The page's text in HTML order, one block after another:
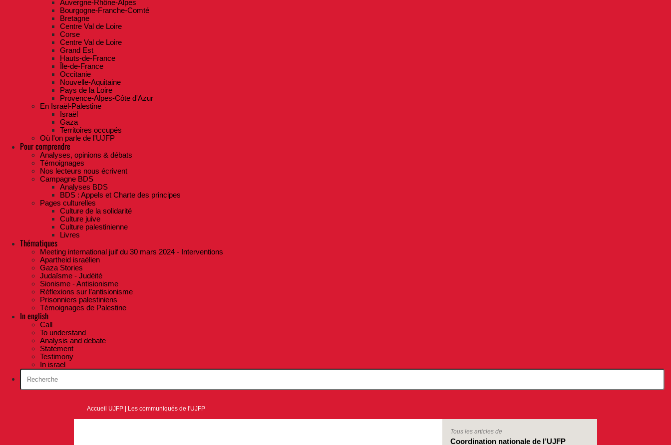
Auvergne-Rhône-Alpes
Bourgogne-Franche-Comté
Bretagne
Centre Val de Loire
Corse
Centre Val de Loire
Grand Est
Hauts-de-France
Île-de-France
Occitanie
Nouvelle-Aquitaine
Pays de la Loire
Provence-Alpes-Côte d'Azur
En Israël-Palestine
Israël
Gaza
Territoires occupés
Où l'on parle de l'UJFP
Pour comprendre
Analyses, opinions & débats
Témoignages
Nos lecteurs nous écrivent
Campagne BDS
Analyses BDS
BDS : Appels et Charte des principes
Pages culturelles
Culture de la solidarité
Culture juive
Culture palestinienne
Livres
Thématiques
Meeting international juif du 30 mars 2024 - Interventions
Apartheid israélien
Gaza Stories
Judaïsme - Judéité
Sionisme - Antisionisme
Réflexions sur l’antisionisme
Prisonniers palestiniens
Témoignages de Palestine
In english
Call
To understand
Analysis and debate
Statement
Testimony
In israel
Accueil UJFP Les communiqués de l'UJFP
Tous les articles de
Coordination nationale de l’UJFP